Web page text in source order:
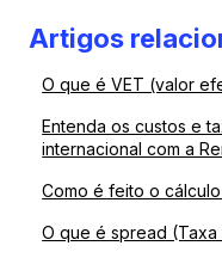
Artigos
O que é VET (valor
Entenda os custos e
internacional com a
Como é feito o
O que é spread (Taxa